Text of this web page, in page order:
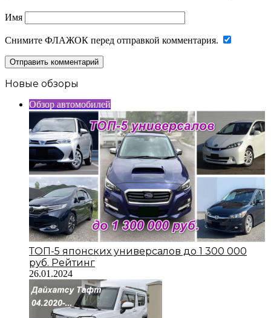
Имя
Снимите ФЛАЖОК перед отправкой комментария.
Новые обзоры
Обзор автомобилей
ТОП-5 японских универсалов до 1 300 000
руб. Рейтинг
26.01.2024